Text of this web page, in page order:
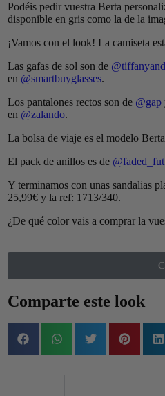
Podéis pedir vuestra Berta
disponible en gris como la de la
¡Vamos con el look! La camiseta
Las gafas de sol son de
en @smartbuyglasses.
Los pantalones rectos son de @gap
en @zalando.
La bolsa de viaje es el modelo
El pack de anillos es de
Y terminamos con unas sandalias
25,99€ y la ref: 1713/340.
¿De qué color vais a comprar la
Comparte este look